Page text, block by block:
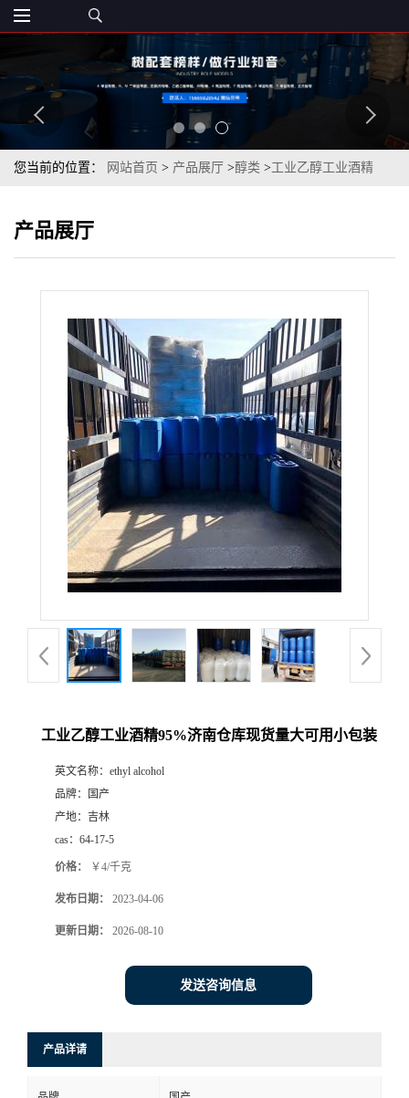
您当前的位置： 网站首页 > 产品展厅 >醇类 >工业乙醇工业酒精
产品展厅
工业乙醇工业酒精95%济南仓库现货量大可用小包装
英文名称： ethyl alcohol
品牌：
国产
产地： 吉林
cas： 64-17-5
价格： ￥4/千克
发布日期： 2023-04-06
更新日期： 2026-08-10
发送咨询信息
产品详请